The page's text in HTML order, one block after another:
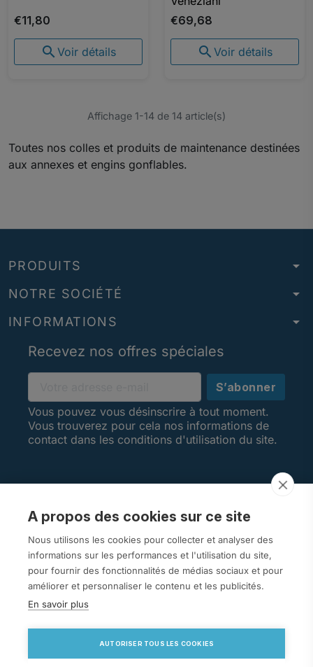
A propos des cookies sur ce site
Nous utilisons les cookies pour collecter et analyser des
informations sur les performances et l'utilisation du site,
pour fournir des fonctionnalités de médias sociaux et pour
améliorer et personnaliser le contenu et les publicités.
En savoir plus
AUTORISER TOUS LES COOKIES
€11,80
 Voir détails
€69,68
 Voir détails
Affichage 1-14 de 14 article(s)
Toutes nos colles et produits de maintenance destinées
aux annexes et engins gonflables.
PRODUITS arrow_drop_down
NOTRE SOCIÉTÉ arrow_drop_down
INFORMATIONS
arrow_drop_down
Recevez nos offres spéciales
Vous pouvez vous désinscrire à tout moment.
Vous trouverez pour cela nos informations de
contact dans les conditions d'utilisation du site.
VOTRE COMPTE